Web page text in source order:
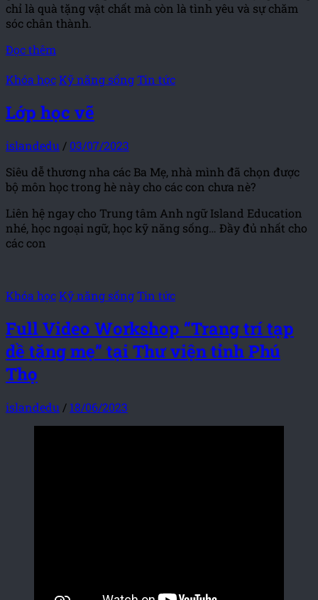
chỉ là quà tặng vật chất mà còn là tình yêu và sự chăm
sóc chân thành.
Đọc thêm
Khóa họcKỹ năng sốngTin tức
Lớp học vẽ
islandedu / 03/07/2023
Siêu dễ thương nha các Ba Mẹ, nhà mình đã chọn được
bộ môn học trong hè này cho các con chưa nè?
Liên hệ ngay cho Trung tâm Anh ngữ Island Education
nhé, học ngoại ngữ, học kỹ năng sống… Đầy đủ nhất cho
các con
Khóa họcKỹ năng sốngTin tức
Full Video Workshop “Trang trí tạp
dề tặng mẹ” tại Thư viện tỉnh Phú
Thọ
islandedu / 18/06/2023